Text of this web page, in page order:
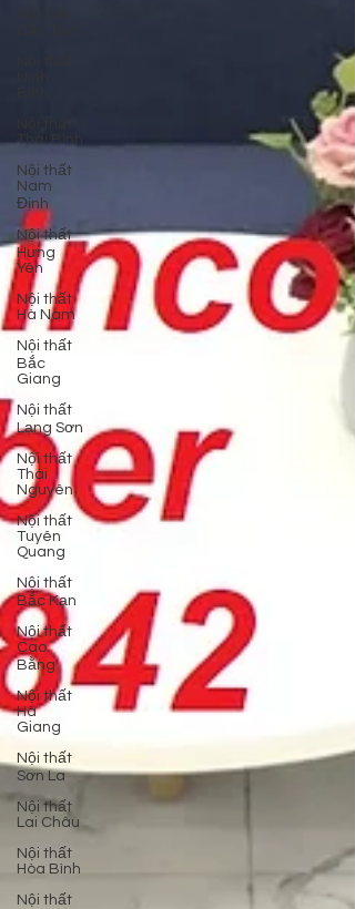
Thái Bình
Nội thất
Nam
Định
Nội thất
Hưng
Yên
Nội thất
Hà Nam
Nội thất
Bắc
Giang
Nội thất
Lạng Sơn
Nội thất
Thái
Nguyên
Nội thất
Tuyên
Quang
Nội thất
Bắc Kạn
Nội thất
Cao
Bằng
Nội thất
Hà
Giang
Nội thất
Sơn La
Nội thất
Lai Châu
Nội thất
Hòa Bình
Nội thất